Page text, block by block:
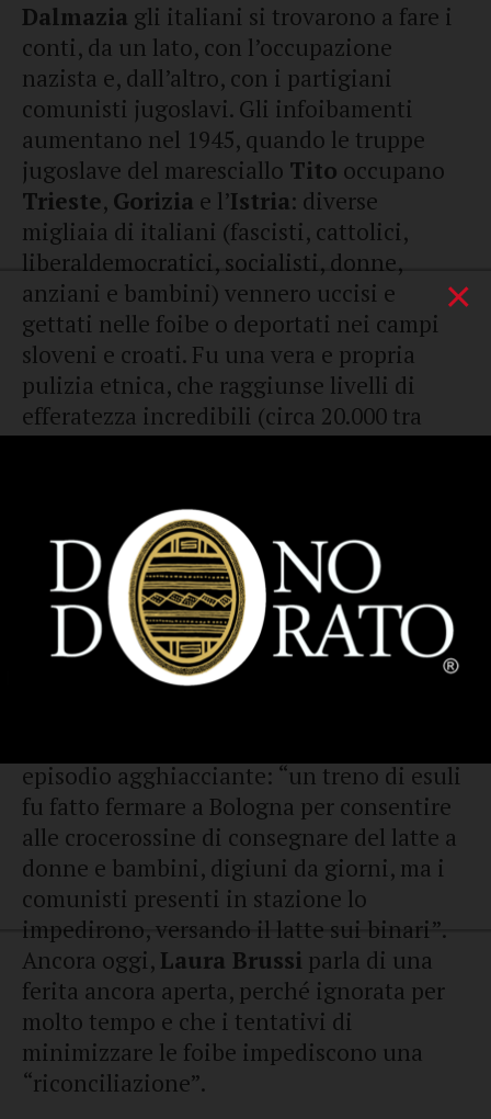
Dalmazia gli italiani si trovarono a fare i
conti, da un lato, con l’occupazione
nazista e, dall’altro, con i partigiani
comunisti jugoslavi. Gli infoibamenti
aumentano nel 1945, quando le truppe
jugoslave del maresciallo Tito occupano
Trieste, Gorizia e l’Istria: diverse
migliaia di italiani (fascisti, cattolici,
liberaldemocratici, socialisti, donne,
anziani e bambini) vennero uccisi e
gettati nelle foibe o deportati nei campi
sloveni e croati. Fu una vera e propria
pulizia etnica, che raggiunse livelli di
efferatezza incredibili (circa 20.000 tra
1947, quando laJugoslavia
province diFiume,Zara, Polae di altri
territori, grazie alTrattato di Parigi
“Furono 350mila gli esuli - ricorda
Laura
Brussi- che scapparono dal terrore e dalla
morte, non avevano nulla, solo tanta fame
episodio agghiacciante: “un treno di esuli
fu fatto fermare a Bologna per consentire
alle crocerossine di consegnare del latte a
donne e bambini, digiuni da giorni, ma i
comunisti presenti in stazione lo
impedirono, versando il latte sui binari”.
Ancora oggi, Laura Brussi parla di una
ferita ancora aperta, perché ignorata per
molto tempo e che i tentativi di
minimizzare le foibe impediscono una
“riconciliazione”.
×